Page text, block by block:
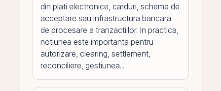
din plati electronice, carduri, scheme de
acceptare sau infrastructura bancara
de procesare a tranzactiilor. In practica,
notiunea este importanta pentru
autorizare, clearing, settlement,
reconciliere, gestiunea...